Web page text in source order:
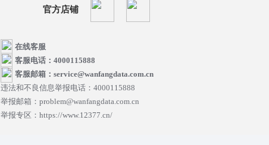
官方店铺
在线客服
客服电话：4000115888
客服邮箱：service@wanfangdata.com.cn
违法和不良信息举报电话：4000115888
举报邮箱：problem@wanfangdata.com.cn
举报专区：https://www.12377.cn/